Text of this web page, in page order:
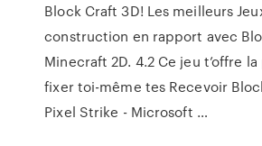
Block Craft 3D! Les meilleurs
construction en rapport avec
Minecraft 2D. 4.2 Ce jeu t’offre
fixer toi-même tes Recevoir
Pixel Strike - Microsoft …